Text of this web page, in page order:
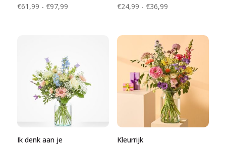
€61,99 - €97,99Prijsklasse:
€24,99 - €36,99Prijsklasse:
€36,99
Ik denk aan je
Kleurrijk